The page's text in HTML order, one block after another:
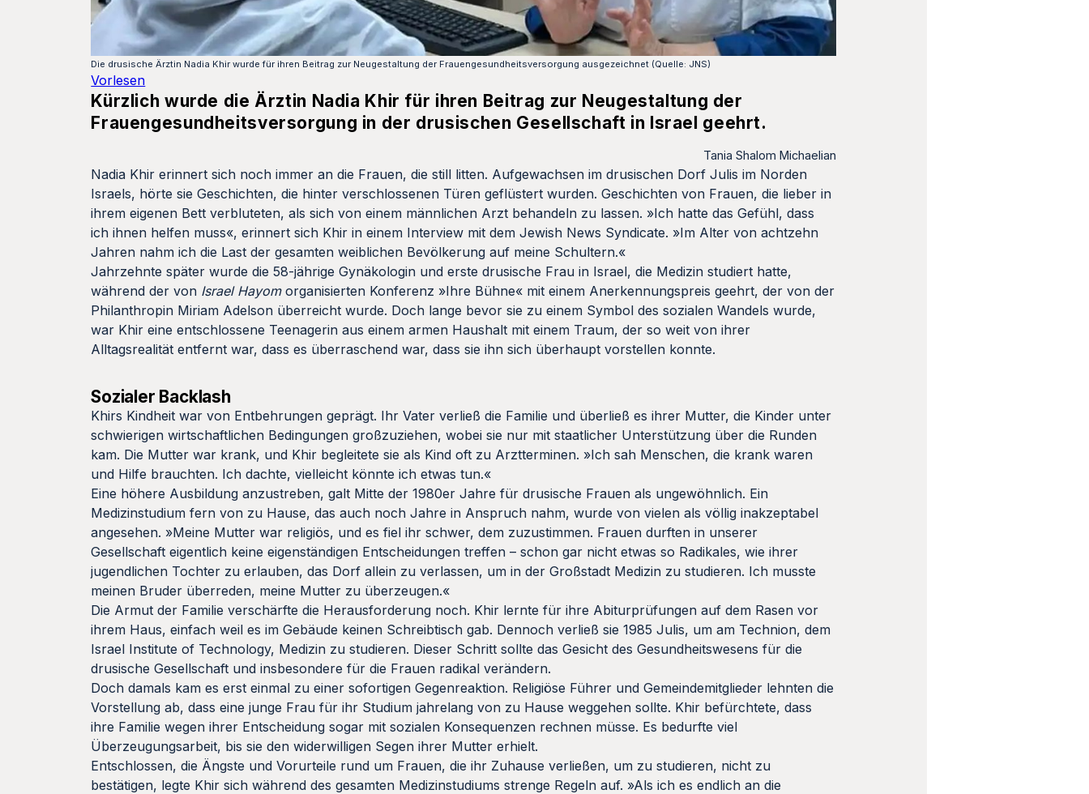
Die drusische Ärztin Nadia Khir wurde für ihren Beitrag zur Neugestaltung der Frauengesundheitsversorgung ausgezeichnet (Quelle: JNS)
Vorlesen
Kürzlich wurde die Ärztin Nadia Khir für ihren Beitrag zur Neugestaltung der
Frauengesundheitsversorgung in der drusischen Gesellschaft in Israel geehrt.
Tania Shalom Michaelian
Nadia Khir erinnert sich noch immer an die Frauen, die still litten. Aufgewachsen im drusischen Dorf Julis im Norden
Israels, hörte sie Geschichten, die hinter verschlossenen Türen geflüstert wurden. Geschichten von Frauen, die lieber in
ihrem eigenen Bett verbluteten, als sich von einem männlichen Arzt behandeln zu lassen. »Ich hatte das Gefühl, dass
ich ihnen helfen muss«, erinnert sich Khir in einem Interview mit dem Jewish News Syndicate. »Im Alter von achtzehn
Jahren nahm ich die Last der gesamten weiblichen Bevölkerung auf meine Schultern.«
Jahrzehnte später wurde die 58-jährige Gynäkologin und erste drusische Frau in Israel, die Medizin studiert hatte,
während der von Israel Hayomorganisierten Konferenz »Ihre Bühne« mit einem Anerkennungspreis geehrt, der von der
Philanthropin Miriam Adelson überreicht wurde. Doch lange bevor sie zu einem Symbol des sozialen Wandels wurde,
war Khir eine entschlossene Teenagerin aus einem armen Haushalt mit einem Traum, der so weit von ihrer
Alltagsrealität entfernt war, dass es überraschend war, dass sie ihn sich überhaupt vorstellen konnte.
Sozialer Backlash
Khirs Kindheit war von Entbehrungen geprägt. Ihr Vater verließ die Familie und überließ es ihrer Mutter, die Kinder unter
schwierigen wirtschaftlichen Bedingungen großzuziehen, wobei sie nur mit staatlicher Unterstützung über die Runden
kam. Die Mutter war krank, und Khir begleitete sie als Kind oft zu Arztterminen. »Ich sah Menschen, die krank waren
und Hilfe brauchten. Ich dachte, vielleicht könnte ich etwas tun.«
Eine höhere Ausbildung anzustreben, galt Mitte der 1980er Jahre für drusische Frauen als ungewöhnlich. Ein
Medizinstudium fern von zu Hause, das auch noch Jahre in Anspruch nahm, wurde von vielen als völlig inakzeptabel
angesehen. »Meine Mutter war religiös, und es fiel ihr schwer, dem zuzustimmen. Frauen durften in unserer
Gesellschaft eigentlich keine eigenständigen Entscheidungen treffen – schon gar nicht etwas so Radikales, wie ihrer
jugendlichen Tochter zu erlauben, das Dorf allein zu verlassen, um in der Großstadt Medizin zu studieren. Ich musste
meinen Bruder überreden, meine Mutter zu überzeugen.«
Die Armut der Familie verschärfte die Herausforderung noch. Khir lernte für ihre Abiturprüfungen auf dem Rasen vor
ihrem Haus, einfach weil es im Gebäude keinen Schreibtisch gab. Dennoch verließ sie 1985 Julis, um am Technion, dem
Israel Institute of Technology, Medizin zu studieren. Dieser Schritt sollte das Gesicht des Gesundheitswesens für die
drusische Gesellschaft und insbesondere für die Frauen radikal verändern.
Doch damals kam es erst einmal zu einer sofortigen Gegenreaktion. Religiöse Führer und Gemeindemitglieder lehnten die
Vorstellung ab, dass eine junge Frau für ihr Studium jahrelang von zu Hause weggehen sollte. Khir befürchtete, dass
ihre Familie wegen ihrer Entscheidung sogar mit sozialen Konsequenzen rechnen müsse. Es bedurfte viel
Überzeugungsarbeit, bis sie den widerwilligen Segen ihrer Mutter erhielt.
Entschlossen, die Ängste und Vorurteile rund um Frauen, die ihr Zuhause verließen, um zu studieren, nicht zu
bestätigen, legte Khir sich während des gesamten Medizinstudiums strenge Regeln auf. »Als ich es endlich an die